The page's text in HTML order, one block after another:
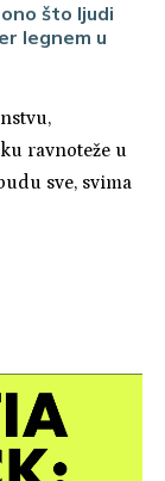
što ljudi
legnem u
ravnoteže u
sve, svima